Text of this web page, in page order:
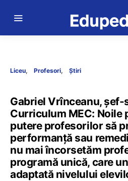
Liceu Profesori Știri
Gabriel Vrînceanu,
Curriculum MEC: Noile
putere profesorilor să
performanță sau
nu mai încorsetăm
programă unică, care
adaptată nivelului